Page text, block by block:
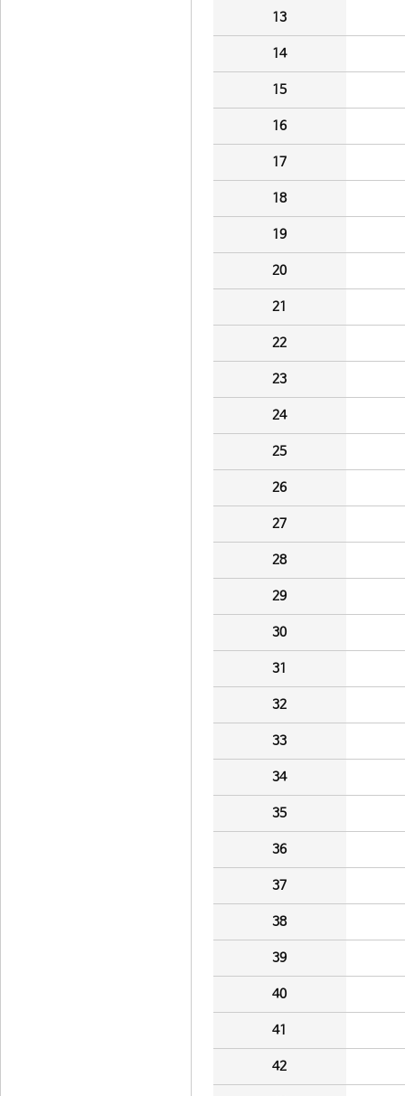
13
14
15
16
17
18
19
20
21
22
23
24
25
26
27
28
29
30
31
32
33
34
35
36
37
38
39
40
41
42